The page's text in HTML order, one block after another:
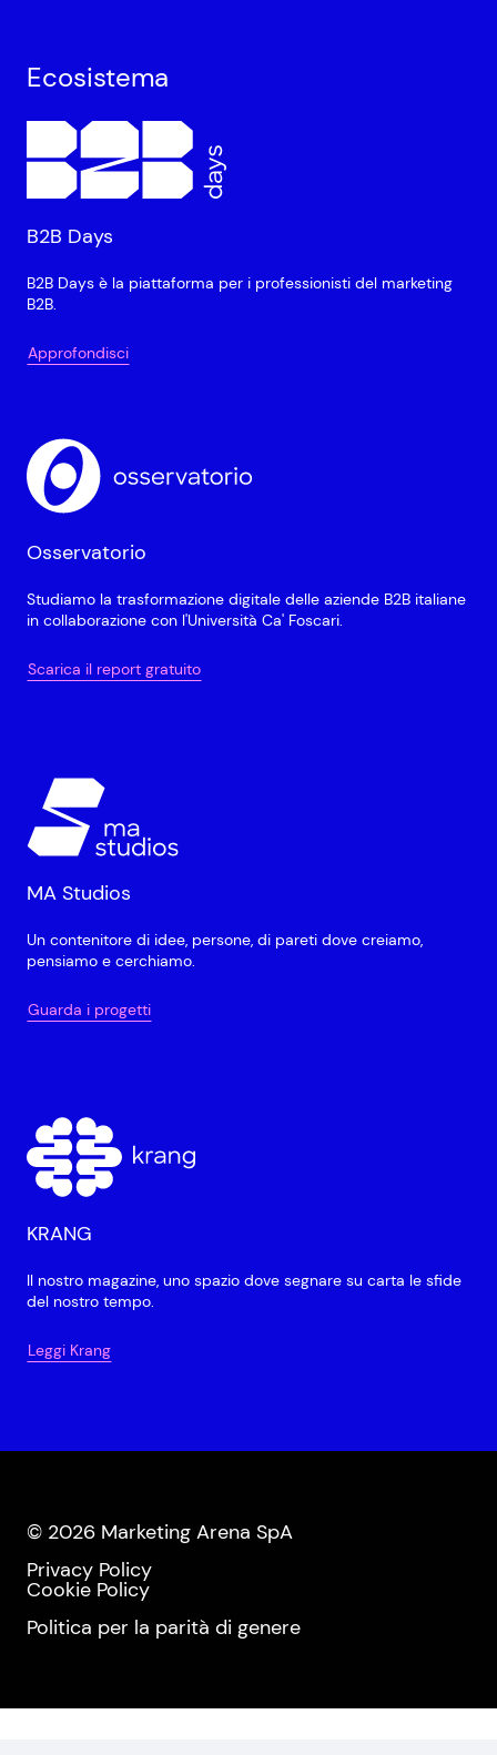
Ecosistema
B2B Days
B2B Days è la piattaforma per i professionisti del marketing
B2B.
Approfondisci
Osservatorio
Studiamo la trasformazione digitale delle aziende B2B italiane
in collaborazione con l'Università Ca' Foscari.
Scarica il report gratuito
MA Studios
Un contenitore di idee, persone, di pareti dove creiamo,
pensiamo e cerchiamo.
Guarda i progetti
KRANG
Il nostro magazine, uno spazio dove segnare su carta le sfide
del nostro tempo.
Leggi Krang
© 2026 Marketing Arena SpA
Privacy Policy
Cookie Policy
Politica per la parità di genere